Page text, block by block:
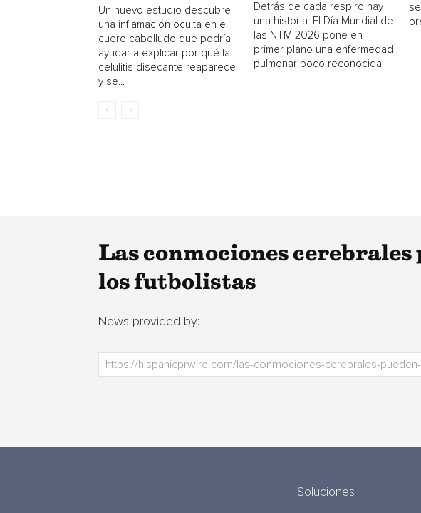
Un nuevo estudio descubre
una inflamación oculta en el
cuero cabelludo que podría
ayudar a explicar por qué la
celulitis disecante reaparece
y se...
Detrás de cada respiro hay
una historia: El Día Mundial de
las NTM 2026 pone en
primer plano una enfermedad
pulmonar poco reconocida
Las conmociones cerebrales
los futbolistas
News provided by:
Soluciones